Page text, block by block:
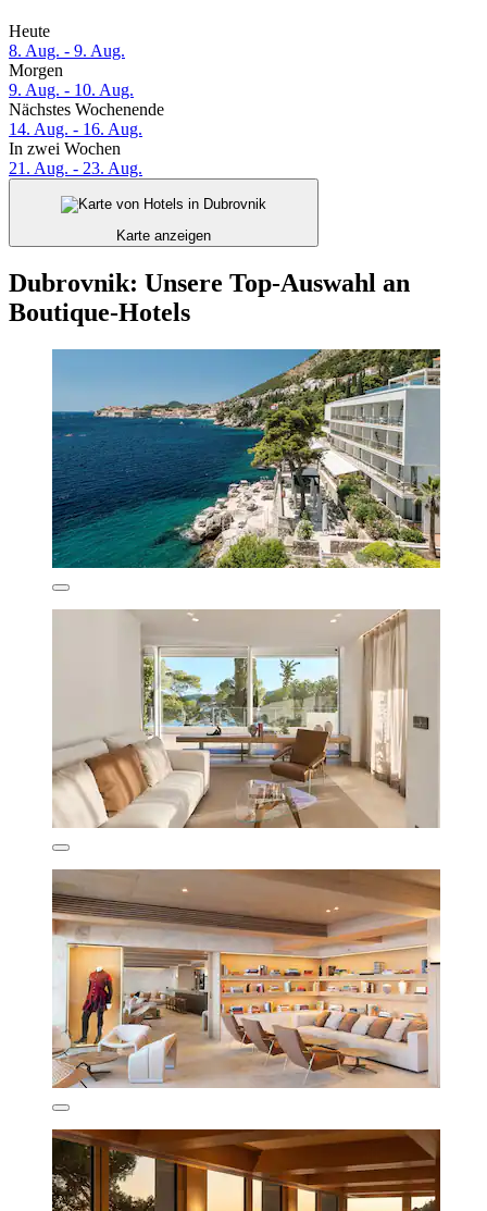
Heute
8. Aug. - 9. Aug.
Morgen
9. Aug. - 10. Aug.
Nächstes Wochenende
14. Aug. - 16. Aug.
In zwei Wochen
21. Aug. - 23. Aug.
Karte anzeigen
Dubrovnik: Unsere Top-Auswahl an
Boutique-Hotels